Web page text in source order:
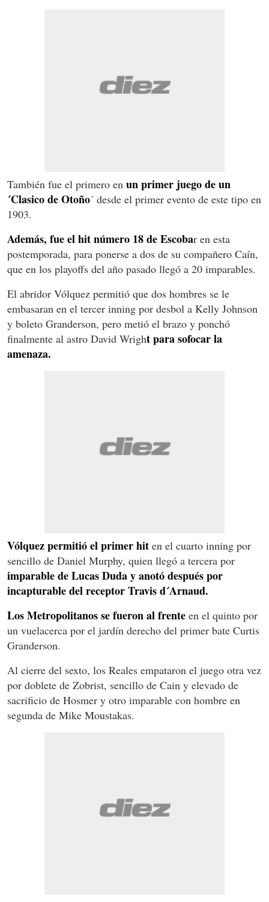
También fue el primero en un primer juego de un
´Clasico de Otoño´ desde el primer evento de este tipo en
1903.
Además, fue el hit número 18 de Escobar en esta
postemporada, para ponerse a dos de su compañero Caín,
que en los playoffs del año pasado llegó a 20 imparables.
El abridor Vólquez permitió que dos hombres se le
embasaran en el tercer inning por desbol a Kelly Johnson
y boleto Granderson, pero metió el brazo y ponchó
finalmente al astro David Wright para sofocar la
amenaza.
Vólquez permitió el primer hit en el cuarto inning por
sencillo de Daniel Murphy, quien llegó a tercera por
imparable de Lucas Duda y anotó después por
incapturable del receptor Travis d´Arnaud.
Los Metropolitanos se fueron al frente en el quinto por
un vuelacerca por el jardín derecho del primer bate Curtis
Granderson.
Al cierre del sexto, los Reales empataron el juego otra vez
por doblete de Zobrist, sencillo de Cain y elevado de
sacrificio de Hosmer y otro imparable con hombre en
segunda de Mike Moustakas.